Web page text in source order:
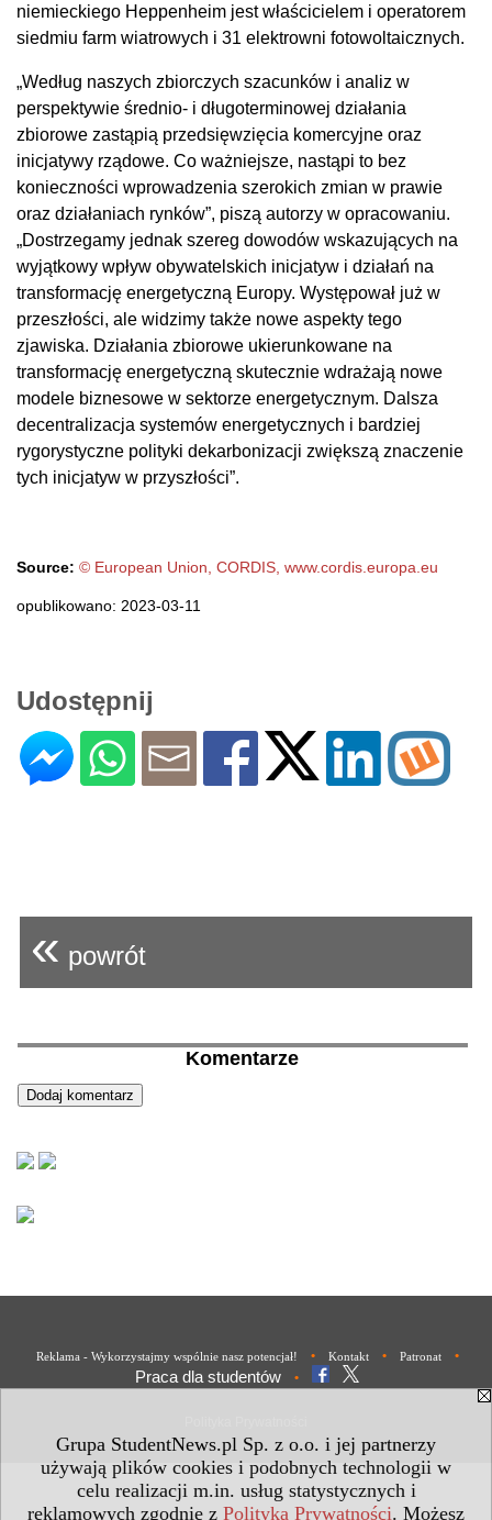
Grupa StudentNews.pl Sp. z o.o. i jej partnerzy
używają plików cookies i podobnych technologii w
celu realizacji m.in. usług statystycznych i
reklamowych zgodnie z Polityką Prywatności. Możesz
niemieckiego Heppenheim jest właścicielem i operatorem
siedmiu farm wiatrowych i 31 elektrowni fotowoltaicznych.
„Według naszych zbiorczych szacunków i analiz w
perspektywie średnio- i długoterminowej działania
zbiorowe zastąpią przedsięwzięcia komercyjne oraz
inicjatywy rządowe. Co ważniejsze, nastąpi to bez
konieczności wprowadzenia szerokich zmian w prawie
oraz działaniach rynków”, piszą autorzy w opracowaniu.
„Dostrzegamy jednak szereg dowodów wskazujących na
wyjątkowy wpływ obywatelskich inicjatyw i działań na
transformację energetyczną Europy. Występował już w
przeszłości, ale widzimy także nowe aspekty tego
zjawiska. Działania zbiorowe ukierunkowane na
transformację energetyczną skutecznie wdrażają nowe
modele biznesowe w sektorze energetycznym. Dalsza
decentralizacja systemów energetycznych i bardziej
rygorystyczne polityki dekarbonizacji zwiększą znaczenie
tych inicjatyw w przyszłości”.
Source: © European Union, CORDIS, www.cordis.europa.eu
opublikowano: 2023-03-11
Udostępnij
« powrót
Komentarze
Reklama - Wykorzystajmy wspólnie nasz potencjał! • Kontakt • Patronat •
Praca dla studentów •